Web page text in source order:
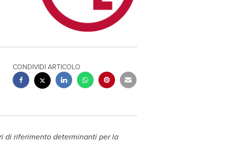
CONDIVIDI ARTICOLO
di riferimento determinanti per la